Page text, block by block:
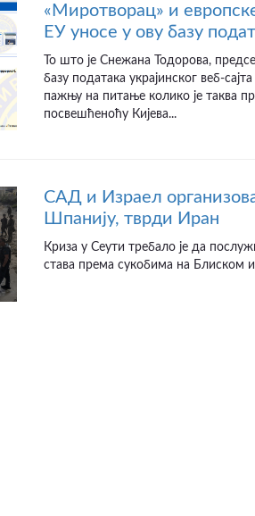
«Миротворац» и
ЕУ уносе у ову базу
То што је Снежана Тодорова,
базу података украјинског веб-
пажњу на питање колико је таква
посвешћеноћу Кијева...
САД и Израел
Шпанију, тврди Иран
Криза у Сеути требало је да
става према сукобима на Блиском